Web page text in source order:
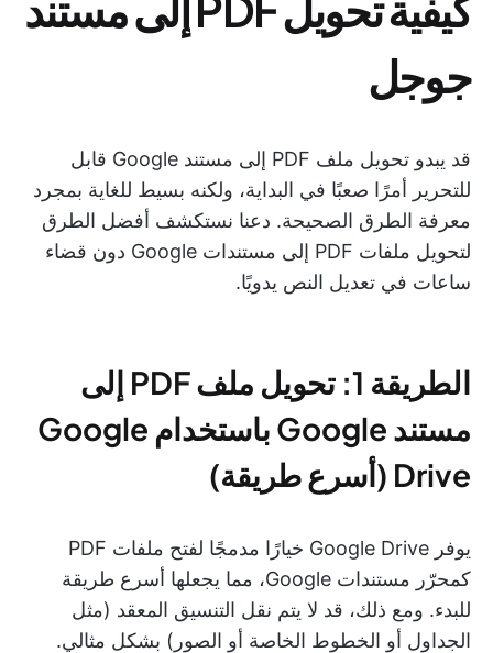
جوجل
قد يبدو تحويل ملف PDF إلى مستند Google قابل
للتحرير أمرًا صعبًا في البداية، ولكنه بسيط للغاية بمجرد
معرفة الطرق الصحيحة. دعنا نستكشف أفضل الطرق
لتحويل ملفات PDF إلى مستندات Google دون قضاء
ساعات في تعديل النص يدويًا.
الطريقة 1: تحويل ملف PDF إلى
مستند Google باستخدام Google
Drive (أسرع طريقة)
يوفر Google Drive خيارًا مدمجًا لفتح ملفات PDF
كمحرّر مستندات Google، مما يجعلها أسرع طريقة
للبدء. ومع ذلك، قد لا يتم نقل التنسيق المعقد (مثل
الجداول أو الخطوط الخاصة أو الصور) بشكل مثالي.